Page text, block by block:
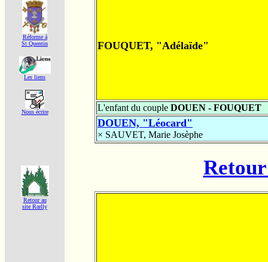
Réforme á
St Quentin
Les liens
Nous écrire
Retour au
site Rœlly
FOUQUET, "Adélaïde"
L'enfant du couple DOUEN - FOUQUET
DOUEN, "Léocard"
× SAUVET, Marie Josèphe